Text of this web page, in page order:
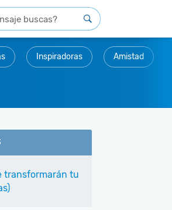
Inspiradoras Amistad
transformarán tu